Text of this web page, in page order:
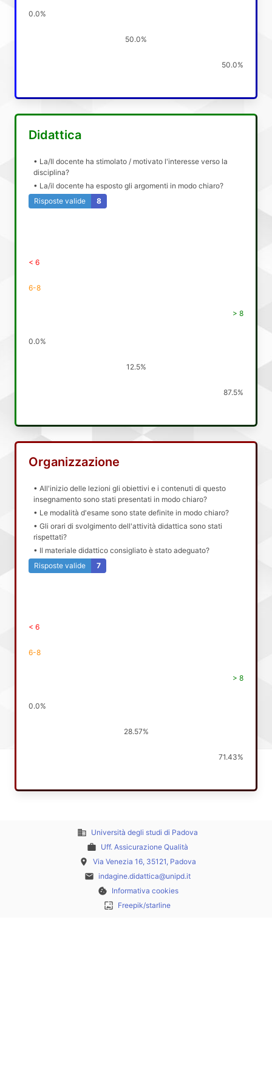
0.0%
50.0%
50.0%
Didattica
• La/Il docente ha stimolato / motivato l'interesse verso la
disciplina?
• La/il docente ha esposto gli argomenti in modo chiaro?
Risposte valide
8
< 6
6-8
> 8
0.0%
12.5%
87.5%
Organizzazione
• All'inizio delle lezioni gli obiettivi e i contenuti di questo
insegnamento sono stati presentati in modo chiaro?
• Le modalità d'esame sono state definite in modo chiaro?
• Gli orari di svolgimento dell'attività didattica sono stati
rispettati?
• Il materiale didattico consigliato è stato adeguato?
Risposte valide
7
< 6
6-8
> 8
0.0%
28.57%
71.43%
business Università degli studi di Padova
work Uff. Assicurazione Qualità
place Via Venezia 16, 35121, Padova
email indagine.didattica@unipd.it
cookie Informativa cookies
wallpaper Freepik/starline